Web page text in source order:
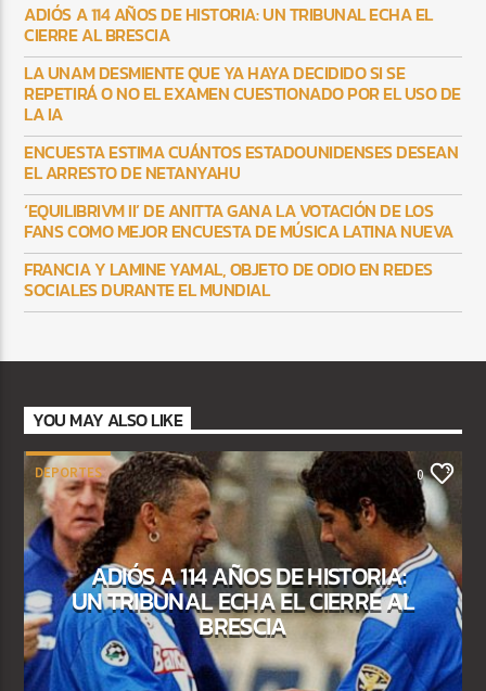
ADIÓS A 114 AÑOS DE HISTORIA: UN TRIBUNAL ECHA EL
CIERRE AL BRESCIA
LA UNAM DESMIENTE QUE YA HAYA DECIDIDO SI SE
REPETIRÁ O NO EL EXAMEN CUESTIONADO POR EL USO DE
LA IA
ENCUESTA ESTIMA CUÁNTOS ESTADOUNIDENSES DESEAN
EL ARRESTO DE NETANYAHU
‘EQUILIBRIVM II’ DE ANITTA GANA LA VOTACIÓN DE LOS
FANS COMO MEJOR ENCUESTA DE MÚSICA LATINA NUEVA
FRANCIA Y LAMINE YAMAL, OBJETO DE ODIO EN REDES
SOCIALES DURANTE EL MUNDIAL
YOU MAY ALSO LIKE
DEPORTES 0
ADIÓS A 114 AÑOS DE HISTORIA:
UN TRIBUNAL ECHA EL CIERRE AL
BRESCIA